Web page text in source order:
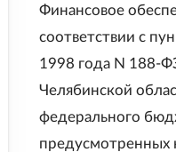
Финансовое
соответствии с
1998 года N 188-
Челябинской
федерального
предусмотренных